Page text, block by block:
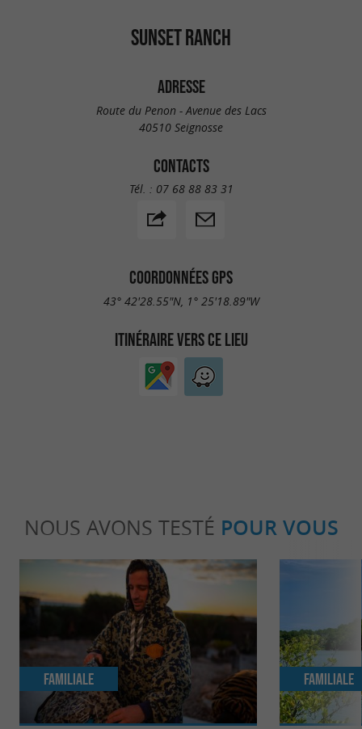
SUNSET RANCH
ADRESSE
Route du Penon - Avenue des Lacs
40510 Seignosse
CONTACTS
Tél. : 07 68 88 83 31
COORDONNÉES GPS
43° 42'28.55"N, 1° 25'18.89"W
ITINÉRAIRE VERS CE LIEU
NOUS AVONS TESTÉ POUR VOUS
Familiale Familiale